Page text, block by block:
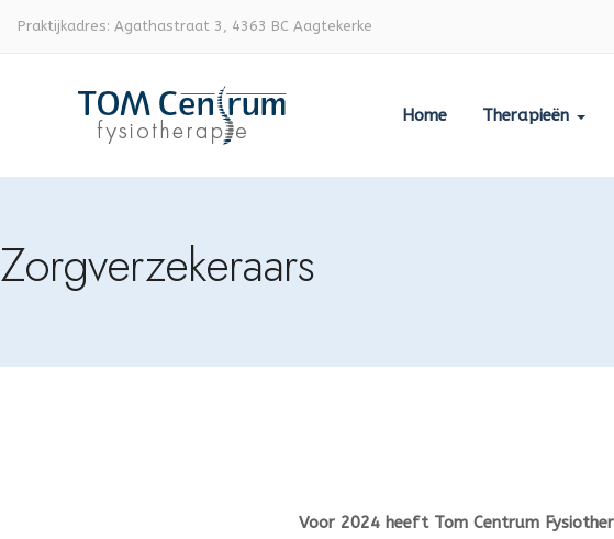
Praktijkadres: Agathastraat 3, 4363 BC Aagtekerke
Home Therapieën
Zorgverzekeraars
Voor 2024 heeft Tom Centrum